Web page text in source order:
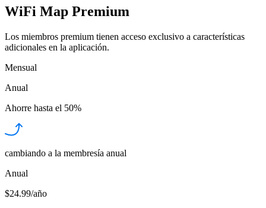
WiFi Map Premium
Los miembros premium tienen acceso exclusivo a características
adicionales en la aplicación.
Mensual
Anual
Ahorre hasta el 50%
cambiando a la membresía anual
Anual
$24.99/año